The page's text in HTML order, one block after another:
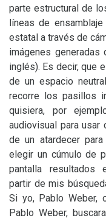
parte estructural de
líneas de
estatal a través de
imágenes generadas
inglés). Es decir, que
de un espacio
recorre los pasillos
quisiera, por
audiovisual para usar
de un atardecer
elegir un cúmulo de
pantalla resultados
partir de mis
Si yo, Pablo Weber,
Pablo Weber,